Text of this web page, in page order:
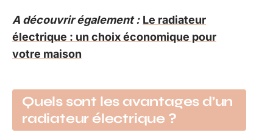
A découvrir également : Le radiateur
électrique : un choix économique pour
votre maison
Quels sont les avantages d’un
radiateur électrique ?